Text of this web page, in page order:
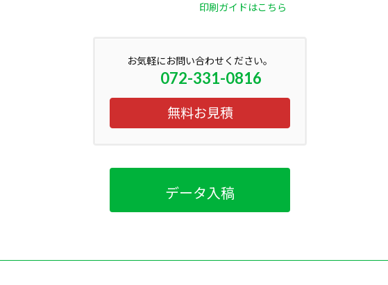
印刷ガイドはこちら
お気軽にお問い合わせください。
072-331-0816
無料お見積
データ入稿